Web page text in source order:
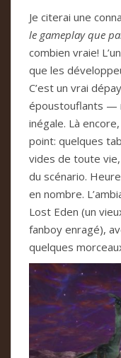
Je cite­rai une
le game­play que
com­bien vraie!
que les
C’est un vrai
épous­tou­flants —
iné­gale. Là
point: quel­ques
vides de toute
du scé­na­rio.
en nom­bre.
Lost Eden (un
fan­boy enragé),
quel­ques